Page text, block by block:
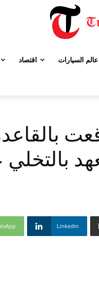
اقتصاد عالم السيارات
Linkedin